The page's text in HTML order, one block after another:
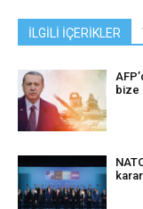
İLGİLİ İÇERİKLER
bize